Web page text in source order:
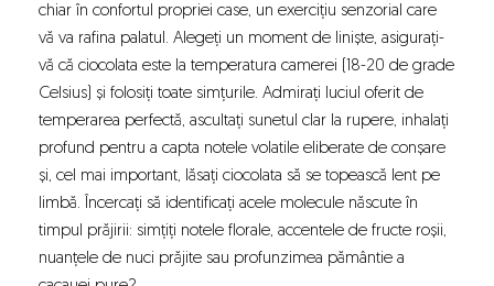
chiar în confortul propriei case, un exercițiu senzorial care
vă va rafina palatul. Alegeți un moment de liniște, asigurați-
vă că ciocolata este la temperatura camerei (18-20 de grade
Celsius) și folosiți toate simțurile. Admirați luciul oferit de
temperarea perfectă, ascultați sunetul clar la rupere, inhalați
profund pentru a capta notele volatile eliberate de conșare
și, cel mai important, lăsați ciocolata să se topească lent pe
limbă. Încercați să identificați acele molecule născute în
timpul prăjirii: simțiți notele florale, accentele de fructe roșii,
nuanțele de nuci prăjite sau profunzimea pământie a